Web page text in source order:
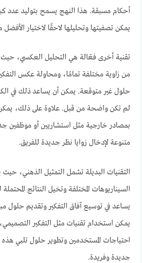
أحكام مسبقة. هذا النهج يسمح بتوليد عدد
يمكن تصفيتها وتحليلها لاحقًا لاختيار الأفضل
تقنية أخرى فعّالة هي التحليل العكسي، حيث
من زاوية مختلفة تمامًا، ومحاولة عكس
حلول غير متوقعة. يمكن أن يساعد ذلك في
لم تكن واضحة من قبل. علاوة على ذلك،
بمصادر خارجية مثل استشاريين أو موظفين
متنوعة لإدخال زوايا نظر جديدة للفريق.
التقنيات البديلة تشمل التمثيل الذهني،
السيناريوهات المختلفة وتخيل النتائج
يساعد في توسيع آفاق التفكير وتقديم حلول
يمكن استخدام تقنيات مثل التفكير
احتياجات المستخدمين وتطوير حلول تلبي
جديدة وفريدة.